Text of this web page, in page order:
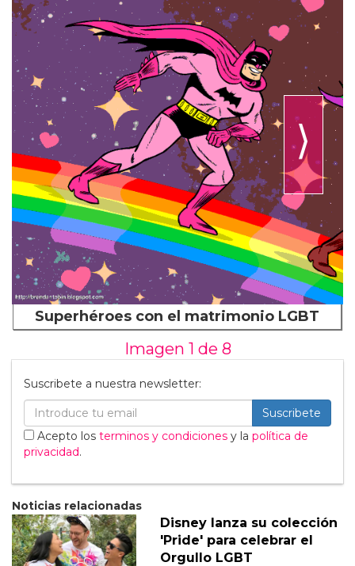
⟩
Superhéroes con el matrimonio LGBT
Imagen 1 de 8
Suscribete a nuestra newsletter:
Suscribete
Acepto los terminos y condiciones y la política de
privacidad.
Noticias relacionadas
Disney lanza su colección
'Pride' para celebrar el
Orgullo LGBT